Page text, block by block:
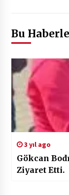
Bu
3 yıl ago
Gökcan
Ziyaret Etti.